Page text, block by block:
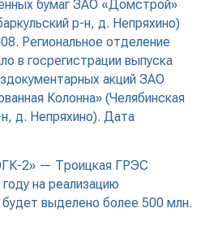
бумаг ЗАО «Домстрой»
р-н, д. Непряхино)
Региональное отделение
госрегистрации выпуска
акций ЗАО
Колонна» (Челябинская
д. Непряхино). Дата
2» — Троицкая ГРЭС
на реализацию
выделено более 500 млн.